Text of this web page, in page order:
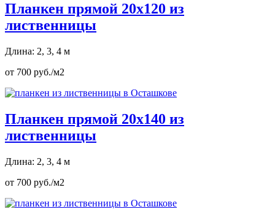
Планкен прямой 20х120 из
лиственницы
Длина: 2, 3, 4 м
от 700 руб./м2
Планкен прямой 20х140 из
лиственницы
Длина: 2, 3, 4 м
от 700 руб./м2